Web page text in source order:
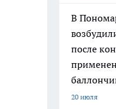
В
после
20 июля